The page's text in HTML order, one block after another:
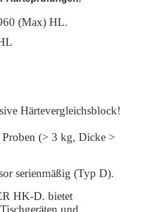
(Max) HL.
Härtevergleichsblock!
(> 3 kg, Dicke >
serienmäßig (Typ D).
HK-D. bietet
und